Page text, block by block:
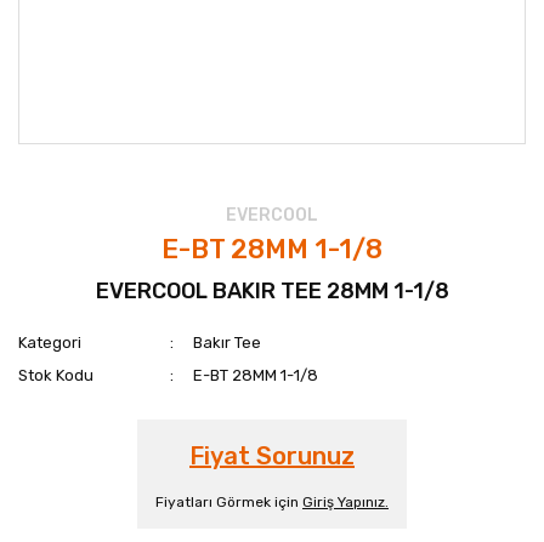
EVERCOOL
E-BT 28MM 1-1/8
EVERCOOL BAKIR TEE 28MM 1-1/8
Kategori
Bakır Tee
Stok Kodu
E-BT 28MM 1-1/8
Fiyat Sorunuz
Fiyatları Görmek için Giriş Yapınız.